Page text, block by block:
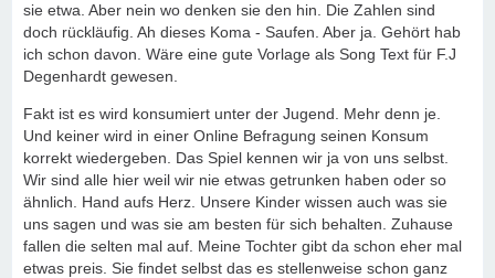
sie etwa. Aber nein wo denken sie den hin. Die Zahlen sind
doch rückläufig. Ah dieses Koma - Saufen. Aber ja. Gehört hab
ich schon davon. Wäre eine gute Vorlage als Song Text für F.J
Degenhardt gewesen.
Fakt ist es wird konsumiert unter der Jugend. Mehr denn je.
Und keiner wird in einer Online Befragung seinen Konsum
korrekt wiedergeben. Das Spiel kennen wir ja von uns selbst.
Wir sind alle hier weil wir nie etwas getrunken haben oder so
ähnlich. Hand aufs Herz. Unsere Kinder wissen auch was sie
uns sagen und was sie am besten für sich behalten. Zuhause
fallen die selten mal auf. Meine Tochter gibt da schon eher mal
etwas preis. Sie findet selbst das es stellenweise schon ganz